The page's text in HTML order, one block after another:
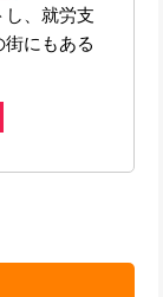
、就労支
にもある